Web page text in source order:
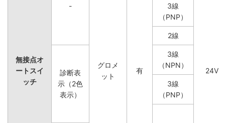
無接点オ
ートスイ
ッチ
-
グロメ
ット
有 24V
3線
（PNP）
2線
診断表
示（2色
表示）
3線
（NPN）
3線
（PNP）